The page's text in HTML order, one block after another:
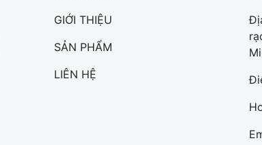
GIỚI THIỆU
SẢN PHẨM
LIÊN HỆ